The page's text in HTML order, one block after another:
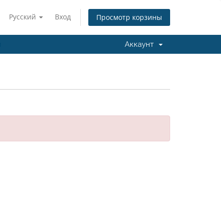
Русский Вход Просмотр корзины
Аккаунт